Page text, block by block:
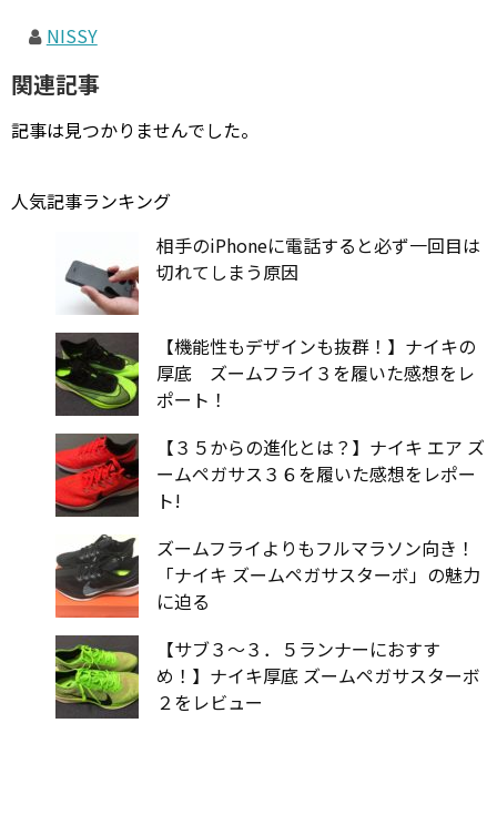
NISSY
関連記事
記事は見つかりませんでした。
人気記事ランキング
相手のiPhoneに電話すると必ず一回目は
切れてしまう原因
【機能性もデザインも抜群！】ナイキの
厚底 ズームフライ３を履いた感想をレ
ポート！
【３５からの進化とは？】ナイキ エア ズ
ームペガサス３６を履いた感想をレポー
ト!
ズームフライよりもフルマラソン向き！
「ナイキ ズームペガサスターボ」の魅力
に迫る
【サブ３〜３．５ランナーにおすす
め！】ナイキ厚底 ズームペガサスターボ
２をレビュー